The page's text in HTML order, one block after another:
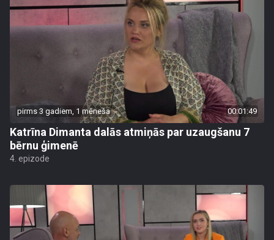
pirms 3 gadiem, 1 mēneša 00:01:49
Katrīna Dimanta dalās atmiņās par uzaugšanu 7
bērnu ģimenē
4. epizode